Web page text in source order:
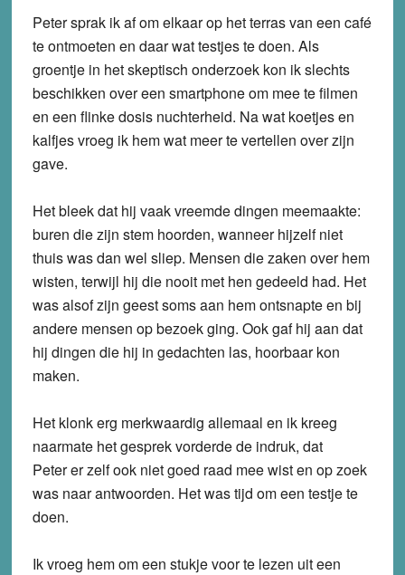
Peter sprak ik af om elkaar op het terras van een café
te ontmoeten en daar wat testjes te doen. Als
groentje in het skeptisch onderzoek kon ik slechts
beschikken over een smartphone om mee te filmen
en een flinke dosis nuchterheid. Na wat koetjes en
kalfjes vroeg ik hem wat meer te vertellen over zijn
gave.
Het bleek dat hij vaak vreemde dingen meemaakte:
buren die zijn stem hoorden, wanneer hijzelf niet
thuis was dan wel sliep. Mensen die zaken over hem
wisten, terwijl hij die nooit met hen gedeeld had. Het
was alsof zijn geest soms aan hem ontsnapte en bij
andere mensen op bezoek ging. Ook gaf hij aan dat
hij dingen die hij in gedachten las, hoorbaar kon
maken.
Het klonk erg merkwaardig allemaal en ik kreeg
naarmate het gesprek vorderde de indruk, dat
Peter er zelf ook niet goed raad mee wist en op zoek
was naar antwoorden. Het was tijd om een testje te
doen.
Ik vroeg hem om een stukje voor te lezen uit een